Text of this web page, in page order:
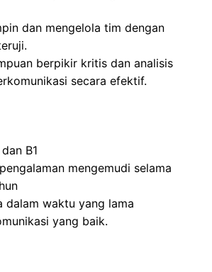
dan mengelola tim dengan
berpikir kritis dan analisis
secara efektif.
B1
mengemudi selama
dalam waktu yang lama
yang baik.